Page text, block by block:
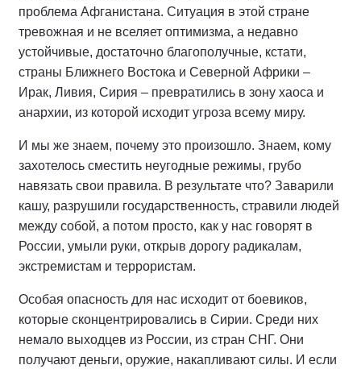
проблема Афганистана. Ситуация в этой стране
тревожная и не вселяет оптимизма, а недавно
устойчивые, достаточно благополучные, кстати,
страны Ближнего Востока и Северной Африки –
Ирак, Ливия, Сирия – превратились в зону хаоса и
анархии, из которой исходит угроза всему миру.
И мы же знаем, почему это произошло. Знаем, кому
захотелось сместить неугодные режимы, грубо
навязать свои правила. В результате что? Заварили
кашу, разрушили государственность, стравили людей
между собой, а потом просто, как у нас говорят в
России, умыли руки, открыв дорогу радикалам,
экстремистам и террористам.
Особая опасность для нас исходит от боевиков,
которые сконцентрировались в Сирии. Среди них
немало выходцев из России, из стран СНГ. Они
получают деньги, оружие, накапливают силы. И если